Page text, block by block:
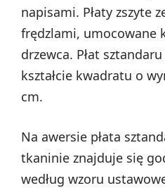
napisami. Płaty zszyte
frędzlami, umocowane
drzewca. Płat sztandaru
kształcie kwadratu o
cm.
Na awersie płata
tkaninie znajduje się
według wzoru